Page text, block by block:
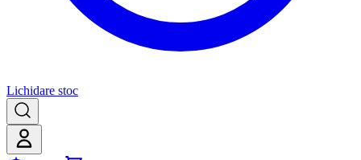
Lichidare stoc